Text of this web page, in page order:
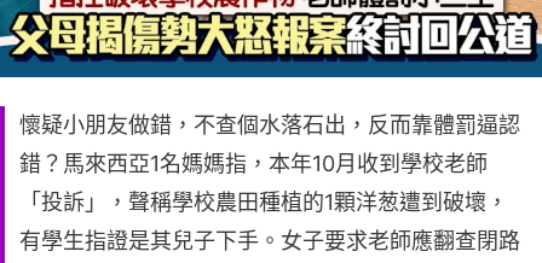
懷疑小朋友做錯，不查個水落石出，反而靠體罰逼認
錯？馬來西亞1名媽媽指，本年10月收到學校老師
「投訴」，聲稱學校農田種植的1顆洋葱遭到破壞，
有學生指證是其兒子下手。女子要求老師應翻查閉路